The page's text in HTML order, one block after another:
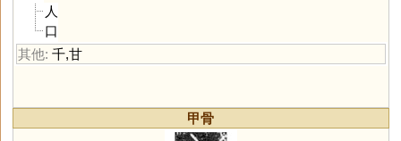
人
口
其他: 千,甘
甲骨